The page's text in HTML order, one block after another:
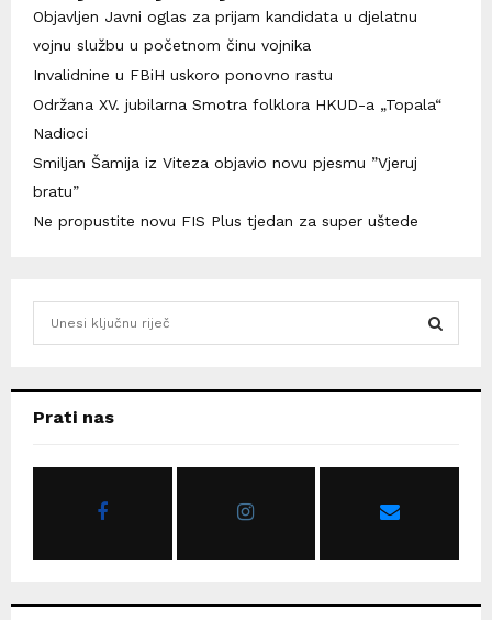
Objavljen Javni oglas za prijam kandidata u djelatnu
vojnu službu u početnom činu vojnika
Invalidnine u FBiH uskoro ponovno rastu
Održana XV. jubilarna Smotra folklora HKUD-a „Topala“
Nadioci
Smiljan Šamija iz Viteza objavio novu pjesmu ”Vjeruj
bratu”
Ne propustite novu FIS Plus tjedan za super uštede
hPrati nas